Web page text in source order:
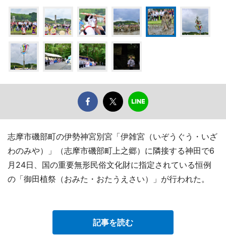
志摩市磯部町の伊勢神宮別宮「伊雑宮（いぞうぐう・いざ
わのみや）」（志摩市磯部町上之郷）に隣接する神田で6
月24日、国の重要無形民俗文化財に指定されている恒例
の「御田植祭（おみた・おたうえさい）」が行われた。
記事を読む